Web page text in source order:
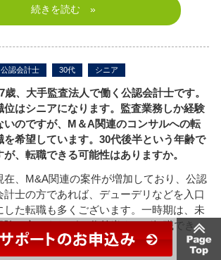
続きを読む »
公認会計士 30代 シニア
歳、大手監査法人で働く公認会計士です。
位はシニアになります。監査業務しか経験
いのですが、M＆A関連のコンサルへの転
を希望しています。30代後半という年齢で
が、転職できる可能性はありますか。
在、M&A関連の案件が増加しており、公認
計士の方であれば、デューデリなどを入口
した転職も多くございます。一時期は、未
験の方であれば30代前半までが転職でき
…